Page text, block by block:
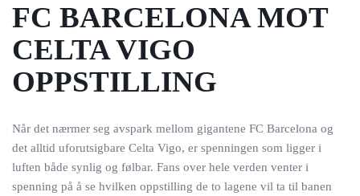
FC BARCELONA MOT
CELTA VIGO
OPPSTILLING
Når det nærmer seg avspark mellom gigantene FC Barcelona og
det alltid uforutsigbare Celta Vigo, er spenningen som ligger i
luften både synlig og følbar. Fans over hele verden venter i
spenning på å se hvilken oppstilling de to lagene vil ta til banen